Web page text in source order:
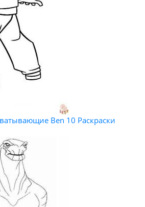
Ben 10 Раскраски